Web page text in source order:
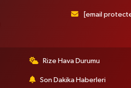
[email
Rize Hava Durumu
Son Dakika Haberleri